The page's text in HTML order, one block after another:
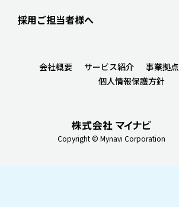
採用ご担当者様へ
Copyright © Mynavi Corporation
会社概要 サービス紹介 事業拠点
個人情報保護方針